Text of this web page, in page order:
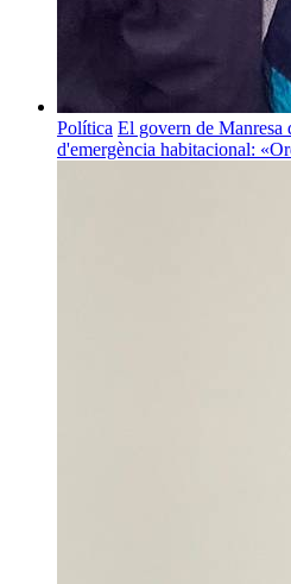
Política El govern de Manresa
d'emergència habitacional: